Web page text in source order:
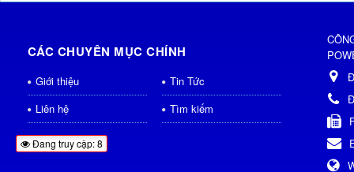
CÁC CHUYÊN MỤC CHÍNH
Giới thiệu
Tin Tức
Liên hệ
Tìm kiếm
Đang truy cập: 8